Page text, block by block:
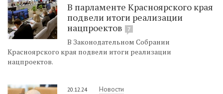
В парламенте Красноярского края
подвели итоги реализации
нацпроектов
7
В Законодательном Собрании
Красноярского края подвели итоги реализации
нацпроектов.
20.12.24 Новости